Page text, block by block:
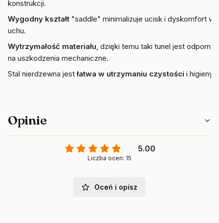
konstrukcji.
Wygodny kształt "saddle" minimalizuje ucisk i dyskomfort w
uchu.
Wytrzymałość materiału, dzięki temu taki tunel jest odporny
na uszkodzenia mechaniczne.
Stal nierdzewna jestłatwa w utrzymaniu czystości i higieny.
Opinie
5.00
Liczba ocen: 15
Oceń i opisz